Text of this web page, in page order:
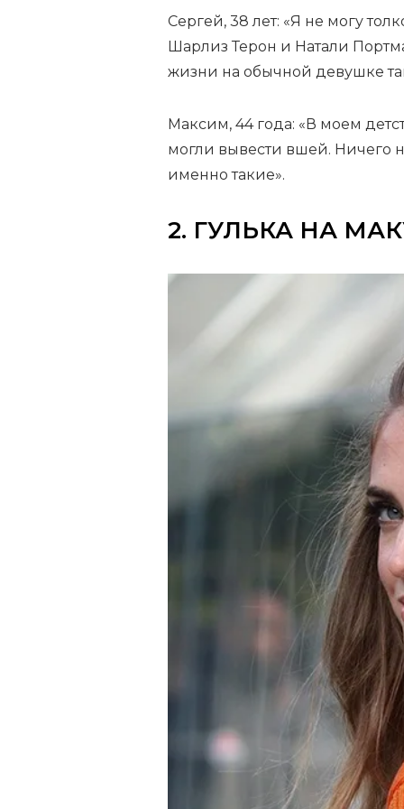
Сергей, 38 лет: «Я не могу
Шарлиз Терон и Натали
жизни на обычной девушке
Максим, 44 года: «В моем
могли вывести вшей. Ничего
именно такие».
2. ГУЛЬКА НА